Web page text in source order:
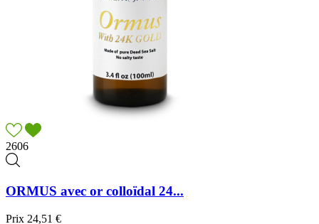
2606
ORMUS avec or colloïdal 24...
Prix 24,51 €